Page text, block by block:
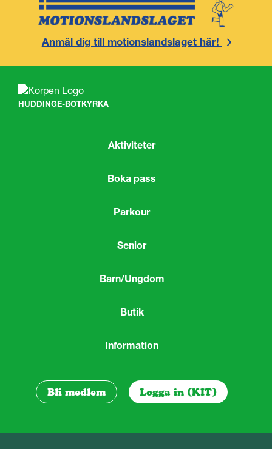
Anmäl dig till motionslandslaget här!
HUDDINGE-BOTKYRKA
Aktiviteter
Boka pass
Parkour
Senior
Barn/Ungdom
Butik
Information
Bli medlem Logga in (KIT)